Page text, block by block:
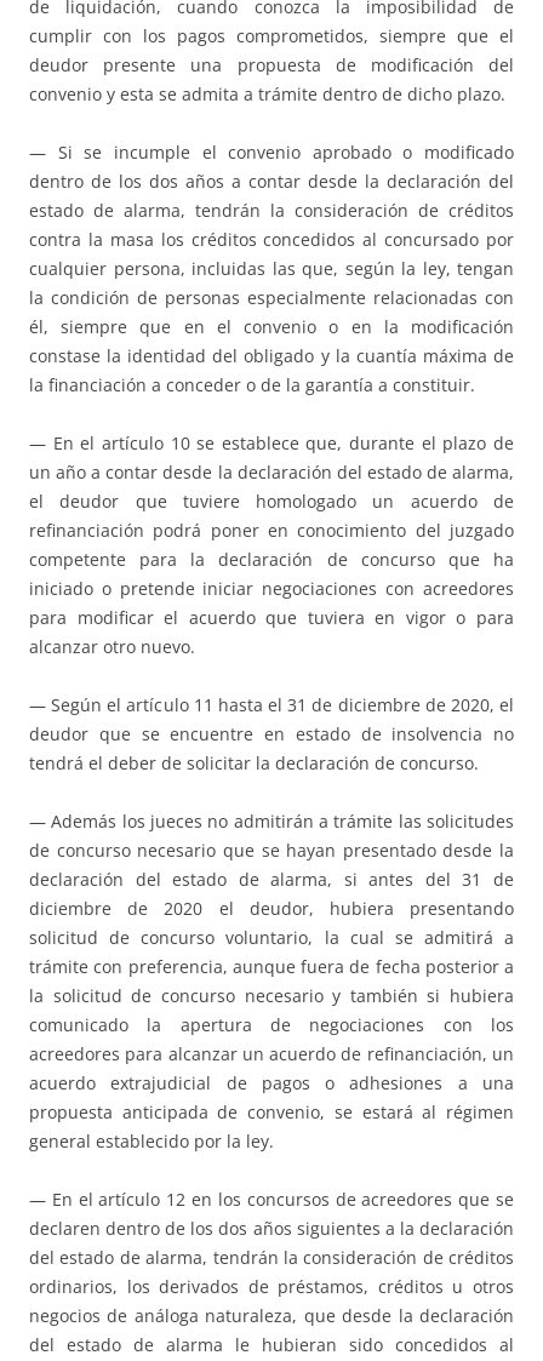
de liquidación, cuando conozca la imposibilidad de
cumplir con los pagos comprometidos, siempre que el
deudor presente una propuesta de modificación del
convenio y esta se admita a trámite dentro de dicho plazo.
— Si se incumple el convenio aprobado o modificado
dentro de los dos años a contar desde la declaración del
estado de alarma, tendrán la consideración de créditos
contra la masa los créditos concedidos al concursado por
cualquier persona, incluidas las que, según la ley, tengan
la condición de personas especialmente relacionadas con
él, siempre que en el convenio o en la modificación
constase la identidad del obligado y la cuantía máxima de
la financiación a conceder o de la garantía a constituir.
— En el artículo 10 se establece que, durante el plazo de
un año a contar desde la declaración del estado de alarma,
el deudor que tuviere homologado un acuerdo de
refinanciación podrá poner en conocimiento del juzgado
competente para la declaración de concurso que ha
iniciado o pretende iniciar negociaciones con acreedores
para modificar el acuerdo que tuviera en vigor o para
alcanzar otro nuevo.
— Según el artículo 11 hasta el 31 de diciembre de 2020, el
deudor que se encuentre en estado de insolvencia no
tendrá el deber de solicitar la declaración de concurso.
— Además los jueces no admitirán a trámite las solicitudes
de concurso necesario que se hayan presentado desde la
declaración del estado de alarma, si antes del 31 de
diciembre de 2020 el deudor, hubiera presentando
solicitud de concurso voluntario, la cual se admitirá a
trámite con preferencia, aunque fuera de fecha posterior a
la solicitud de concurso necesario y también si hubiera
comunicado la apertura de negociaciones con los
acreedores para alcanzar un acuerdo de refinanciación, un
acuerdo extrajudicial de pagos o adhesiones a una
propuesta anticipada de convenio, se estará al régimen
general establecido por la ley.
— En el artículo 12 en los concursos de acreedores que se
declaren dentro de los dos años siguientes a la declaración
del estado de alarma, tendrán la consideración de créditos
ordinarios, los derivados de préstamos, créditos u otros
negocios de análoga naturaleza, que desde la declaración
del estado de alarma le hubieran sido concedidos al